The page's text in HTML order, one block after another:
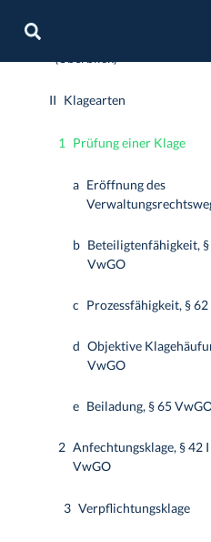
II Klagearten
1 Prüfung einer Klage
a Eröffnung des
b Beteiligtenfähigkeit, §
VwGO
c Prozessfähigkeit, §
d Objektive
VwGO
e Beiladung, § 65
2 Anfechtungsklage, § 42 I
VwGO
3 Verpflichtungsklage